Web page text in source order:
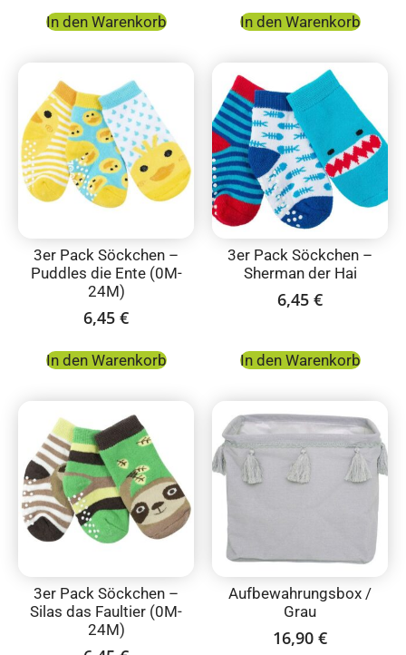
In den Warenkorb In den Warenkorb
3er Pack Söckchen –
Puddles die Ente (0M-
24M)
6,45 €
In den Warenkorb
3er Pack Söckchen –
Sherman der Hai
6,45 €
In den Warenkorb
3er Pack Söckchen –
Silas das Faultier (0M-
24M)
Aufbewahrungsbox /
Grau
16,90 €